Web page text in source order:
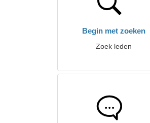
Begin met zoeken
Zoek leden